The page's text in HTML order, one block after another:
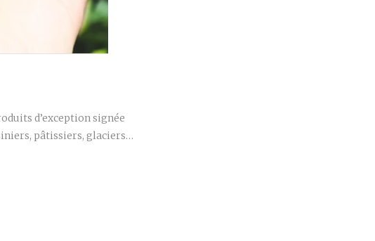
d’exception signée
pâtissiers, glaciers…